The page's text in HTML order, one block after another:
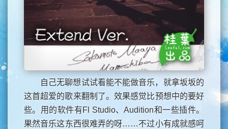
自己无聊想试试看能不能做音乐，就拿坂坂的
这首超爱的歌来翻制了。效果感觉比预想中的要好
些。用的软件有Fl Studio、Audition和一些插件。
果然音乐这东西很难弄的呀……不过小有成就感呵